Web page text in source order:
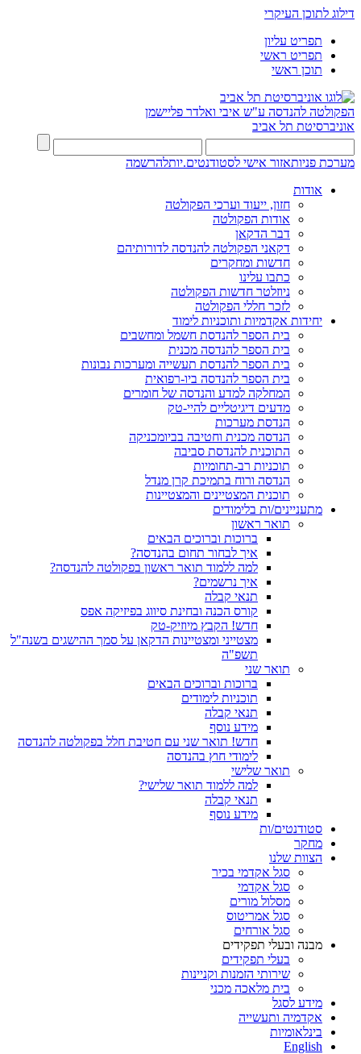
דילוג לתוכן העיקרי
תפריט עליון
תפריט ראשי
תוכן ראשי
הפקולטה להנדסה ע"ש איבי ואלדר פליישמן
אוניברסיטת תל אביב
מערכת פניותאזור אישי לסטודנטים.יותלהרשמה
אודות
חזון, ייעוד וערכי הפקולטה
אודות הפקולטה
דבר הדקאן
דקאני הפקולטה להנדסה לדורותיהם
חדשות ומחקרים
כתבו עלינו
ניוזלטר חדשות הפקולטה
לזכר חללי הפקולטה
יחידות אקדמיות ותוכניות לימוד
בית הספר להנדסת חשמל ומחשבים
בית הספר להנדסה מכנית
בית הספר להנדסת תעשייה ומערכות נבונות
בית הספר להנדסה ביו-רפואית
המחלקה למדע והנדסה של חומרים
מדעים דיגיטליים להיי-טק
הנדסת מערכות
הנדסה מכנית וחטיבה בביומכניקה
התוכנית להנדסת סביבה
תוכניות רב-תחומיות
הנדסה ורוח בתמיכת קרן מנדל
תוכנית המצטיינים והמצטיינות
מתעניינים/ות בלימודים
תואר ראשון
ברוכות וברוכים הבאים
איך לבחור תחום בהנדסה?
למה ללמוד תואר ראשון בפקולטה להנדסה?
איך נרשמים?
תנאי קבלה
קורס הכנה ובחינת סיווג בפיזיקה אפס
חדש! הקבץ מיוזיק-טק
מצטייני ומצטיינות הדקאן על סמך ההישגים בשנה"ל
תשפ"ה
תואר שני
ברוכות וברוכים הבאים
תוכניות לימודים
תנאי קבלה
מידע נוסף
חדש! תואר שני עם חטיבת חלל בפקולטה להנדסה
לימודי חוץ בהנדסה
תואר שלישי
למה ללמוד תואר שלישי?
תנאי קבלה
מידע נוסף
סטודנטים/ות
מחקר
הצוות שלנו
סגל אקדמי בכיר
סגל אקדמי
מסלול מורים
סגל אמריטוס
סגל אורחים
מבנה ובעלי תפקידים
בעלי תפקידים
שירותי הזמנות וקניינות
בית מלאכה מכני
מידע לסגל
אקדמיה ותעשייה
בינלאומיות
English